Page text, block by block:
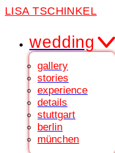
LISA TSCHINKEL
wedding
gallery
stories
experience
details
stuttgart
berlin
münchen